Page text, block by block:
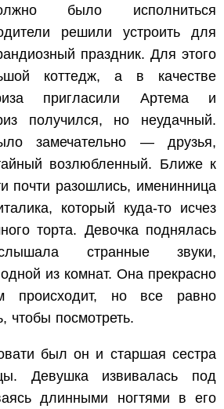
было исполниться
решили устроить для
праздник. Для этого
коттедж, а в качестве
пригласили Артема и
получился, но неудачный.
замечательно — друзья,
возлюбленный. Ближе к
почти разошлись, именинница
который куда-то исчез
торта. Девочка поднялась
странные звуки,
из комнат. Она прекрасно
происходит, но все равно
чтобы посмотреть.
был он и старшая сестра
Девушка извивалась под
длинными ногтями в его